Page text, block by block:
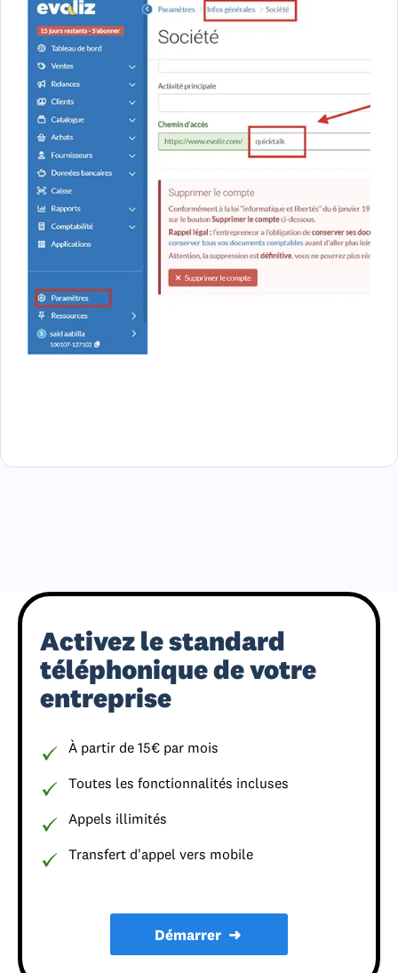
Activez le standard
téléphonique de votre
entreprise
À partir de 15€ par mois
Toutes les fonctionnalités incluses
Appels illimités
Transfert d'appel vers mobile
Démarrer ➜